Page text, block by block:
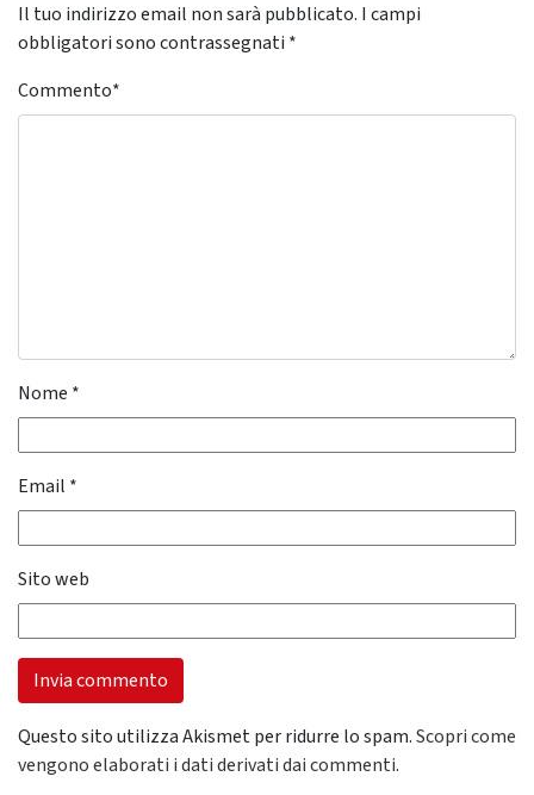
Il tuo indirizzo email non sarà pubblicato. I campi
obbligatori sono contrassegnati *
Commento*
Nome *
Email *
Sito web
Questo sito utilizza Akismet per ridurre lo spam.Scopri come
vengono elaborati i dati derivati dai commenti.